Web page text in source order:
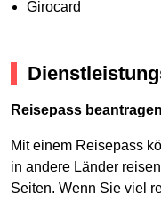
Girocard
Reisepass beantragen
Mit einem Reisepass
in andere Länder
Seiten. Wenn Sie viel